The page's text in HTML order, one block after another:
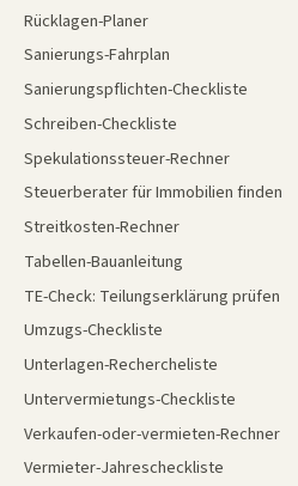
Rücklagen-Planer
Sanierungs-Fahrplan
Sanierungspflichten-Checkliste
Schreiben-Checkliste
Spekulationssteuer-Rechner
Steuerberater für Immobilien finden
Streitkosten-Rechner
Tabellen-Bauanleitung
TE-Check: Teilungserklärung prüfen
Umzugs-Checkliste
Unterlagen-Rechercheliste
Untervermietungs-Checkliste
Verkaufen-oder-vermieten-Rechner
Vermieter-Jahrescheckliste